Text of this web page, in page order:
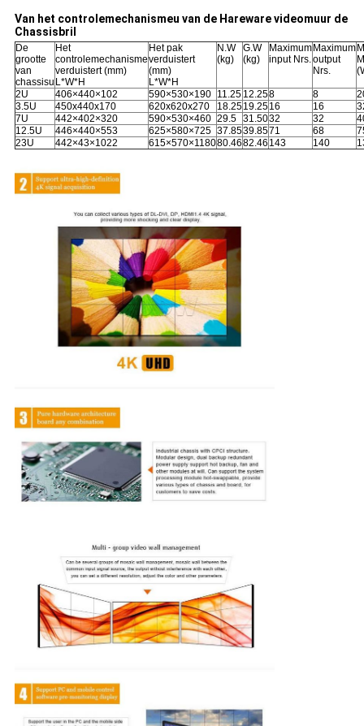
Van het controlemechanismeu van de Hareware videomuur de
Chassisbril
De
grootte
van
chassisu
Het
controlemechanisme
verduistert (mm)
L*W*H
Het pak
verduistert
(mm)
L*W*H
N.W
(kg)
G.W
(kg)
Maximum
input Nrs.
Maximum
output
Nrs.
2U 406×440×102 590×530×190 11.25 12.258 8
3.5U
450x440x170 620x620x270 18.2519.2516 16
7U
442×402×320 590×530×460 29.5 31.5032 32
12.5U
446×440×553 625×580×725 37.8539.8571 68
23U
442×43×1022 615×570×118080.4682.46 143 140